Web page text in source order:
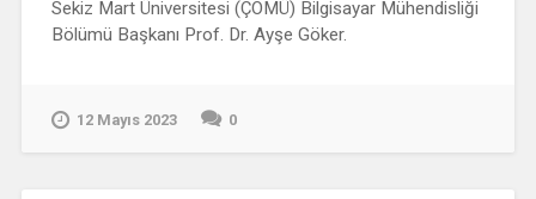
Sekiz Mart Üniversitesi (ÇOMÜ) Bilgisayar Mühendisliği
Bölümü Başkanı Prof. Dr. Ayşe Göker.
12 Mayıs 2023 0